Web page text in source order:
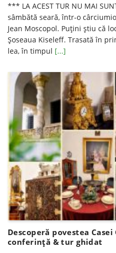
*** LA ACEST TUR NU MAI
sâmbătă seară, într-o
Jean Moscopol. Puțini știu că
Șoseaua Kiseleff. Trasată în
lea, în timpul [...]
Descoperă povestea
conferință & tur ghidat